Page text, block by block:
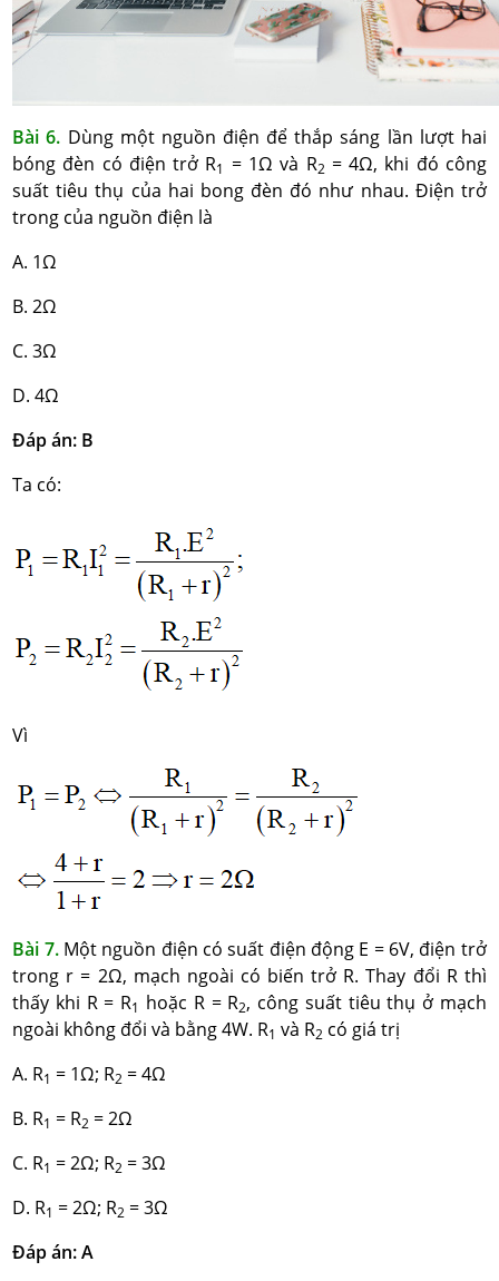
Bài 6. Dùng một nguồn điện để thắp sáng lần lượt hai
bóng đèn có điện trở R1 = 1Ω và R2 = 4Ω, khi đó công
suất tiêu thụ của hai bong đèn đó như nhau. Điện trở
trong của nguồn điện là
A. 1Ω
B. 2Ω
C. 3Ω
D. 4Ω
Đáp án: B
Ta có:
Vì
Bài 7. Một nguồn điện có suất điện động E = 6V, điện trở
trong r = 2Ω, mạch ngoài có biến trở R. Thay đổi R thì
thấy khi R = R1 hoặc R = R2, công suất tiêu thụ ở mạch
ngoài không đổi và bằng 4W. R1 và R2 có giá trị
A. R1 = 1Ω; R2 = 4Ω
B. R1 = R2 = 2Ω
C. R1 = 2Ω; R2 = 3Ω
D. R1 = 2Ω; R2 = 3Ω
Đáp án: A